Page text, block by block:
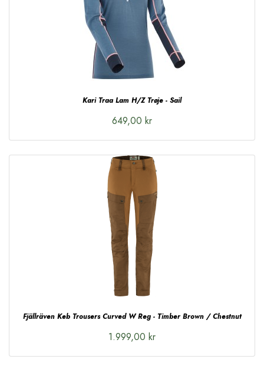
Kari Traa Lam H/Z Trøje - Sail
649,00 kr
Fjällräven Keb Trousers Curved W Reg - Timber Brown / Chestnut
1.999,00 kr